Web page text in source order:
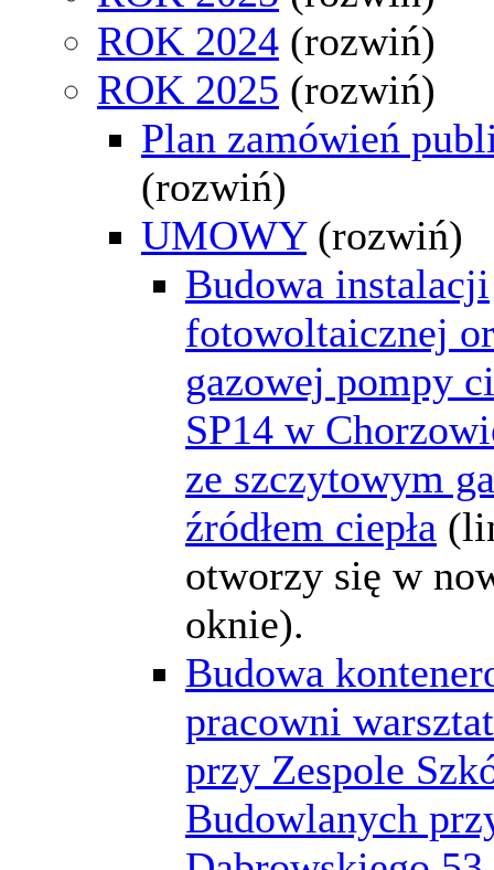
ROK 2024 (rozwiń)
ROK 2025 (rozwiń)
Plan zamówień
(rozwiń)
UMOWY (rozwiń)
Budowa instalacji
fotowoltaicznej
gazowej pompy
SP14 w
ze szczytowym
źródłem ciepła
otworzy się w
oknie).
Budowa
pracowni
przy Zespole
Budowlanych